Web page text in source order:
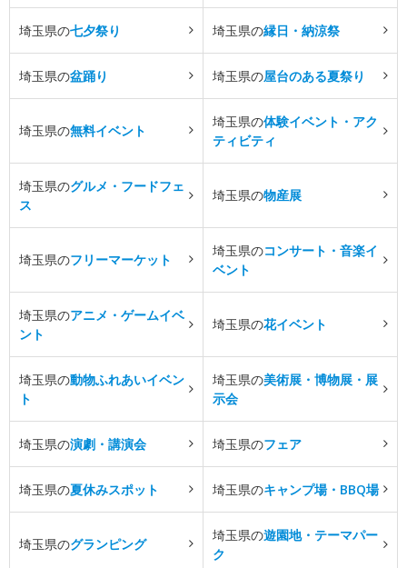
埼玉県の七夕祭り 埼玉県の縁日・納涼祭
埼玉県の盆踊り 埼玉県の屋台のある夏祭り
埼玉県の無料イベント
埼玉県の体験イベント・アク
ティビティ
埼玉県のグルメ・フードフェ
ス
埼玉県の物産展
埼玉県のフリーマーケット
埼玉県のコンサート・音楽イ
ベント
埼玉県のアニメ・ゲームイベ
ント
埼玉県の花イベント
埼玉県の動物ふれあいイベン
ト
埼玉県の美術展・博物展・展
示会
埼玉県の演劇・講演会 埼玉県のフェア
埼玉県の夏休みスポット 埼玉県のキャンプ場・BBQ場
埼玉県のグランピング
埼玉県の遊園地・テーマパー
ク